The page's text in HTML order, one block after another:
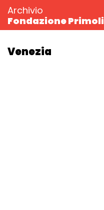
Archivio
Fondazione Primoli
Venezia